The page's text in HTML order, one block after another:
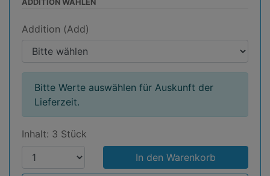
ADDITION WÄHLEN
Addition (Add)
Bitte Werte auswählen für Auskunft der
Lieferzeit.
Inhalt: 3 Stück
r